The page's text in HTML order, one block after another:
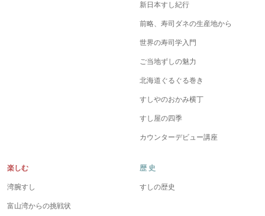
新日本すし紀行
前略、寿司ダネの生産地から
世界の寿司学入門
ご当地ずしの魅力
北海道ぐるぐる巻き
すしやのおかみ横丁
すし屋の四季
カウンターデビュー講座
楽しむ
湾腕すし
富山湾からの挑戦状
歴 史
すしの歴史